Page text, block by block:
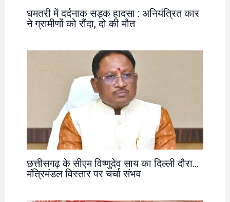
धमतरी में दर्दनाक सड़क हादसा : अनियंत्रित कार
ने ग्रामीणों को रौंदा, दो की मौत
छत्तीसगढ़ के सीएम विष्णुदेव साय का दिल्ली दौरा…
मंत्रिमंडल विस्तार पर चर्चा संभव